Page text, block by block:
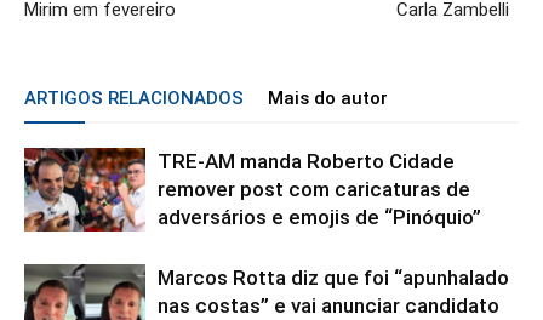
Mirim em fevereiro
Carla Zambelli
ARTIGOS RELACIONADOS Mais do autor
TRE-AM manda Roberto Cidade
remover post com caricaturas de
adversários e emojis de “Pinóquio”
Marcos Rotta diz que foi “apunhalado
nas costas” e vai anunciar candidato